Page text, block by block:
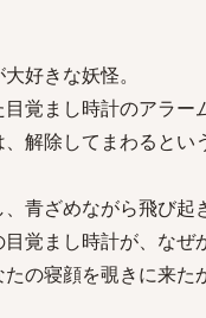
好きな妖怪。
覚まし時計のアラー
解除してまわるとい
青ざめながら飛び起
覚まし時計が、なぜ
の寝顔を覗きに来た